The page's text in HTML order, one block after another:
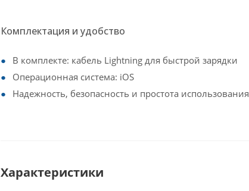
Комплектация и удобство
В комплекте: кабель Lightning для быстрой зарядки
Операционная система: iOS
Надежность, безопасность и простота использования
Характеристики